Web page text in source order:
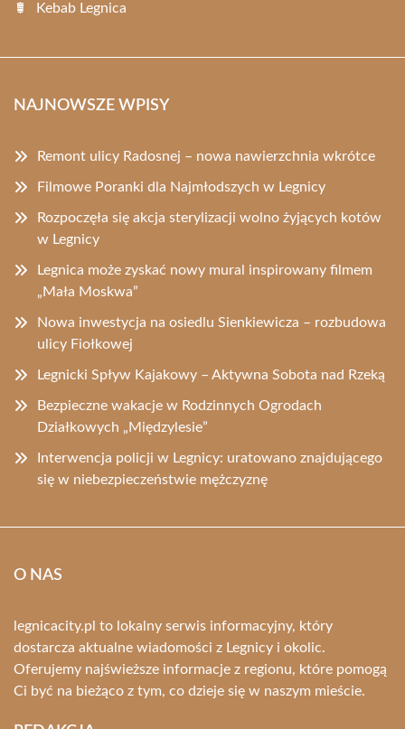
Kebab Legnica
NAJNOWSZE WPISY
Remont ulicy Radosnej – nowa nawierzchnia wkrótce
Filmowe Poranki dla Najmłodszych w Legnicy
Rozpoczęła się akcja sterylizacji wolno żyjących kotów
w Legnicy
Legnica może zyskać nowy mural inspirowany filmem
„Mała Moskwa”
Nowa inwestycja na osiedlu Sienkiewicza – rozbudowa
ulicy Fiołkowej
Legnicki Spływ Kajakowy – Aktywna Sobota nad Rzeką
Bezpieczne wakacje w Rodzinnych Ogrodach
Działkowych „Międzylesie”
Interwencja policji w Legnicy: uratowano znajdującego
się w niebezpieczeństwie mężczyznę
O NAS
legnicacity.pl to lokalny serwis informacyjny, który
dostarcza aktualne wiadomości z Legnicy i okolic.
Oferujemy najświeższe informacje z regionu, które pomogą
Ci być na bieżąco z tym, co dzieje się w naszym mieście.